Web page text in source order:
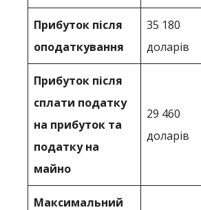
Прибуток після
оподаткування
35 180
доларів
Прибуток після
сплати податку
на прибуток та
податку на
майно
29 460
доларів
Максимальний